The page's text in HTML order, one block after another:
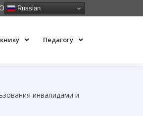
Russian
Педагогу
инвалидами и